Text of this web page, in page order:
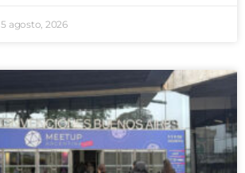
5 agosto, 2026